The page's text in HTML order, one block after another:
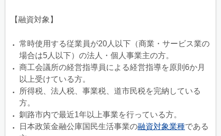
【融資対象】
常時使用する従業員が20人以下（商業・サービス業の
場合は5人以下）の法人・個人事業主の方。
商工会議所の経営指導員による経営指導を原則6か月
以上受けている方。
所得税、法人税、事業税、道市民税を完納している
方。
釧路市内で最近1年以上事業を行っている方。
日本政策金融公庫国民生活事業の融資対象業種である